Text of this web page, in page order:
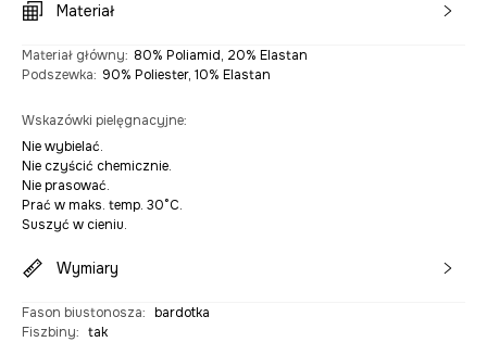
Materiał
Materiał główny: 80% Poliamid, 20% Elastan
Podszewka: 90% Poliester, 10% Elastan
Wskazówki pielęgnacyjne:
Nie wybielać.
Nie czyścić chemicznie.
Nie prasować.
Prać w maks. temp. 30°C.
Suszyć w cieniu.
Wymiary
Fason biustonosza: bardotka
Fiszbiny: tak